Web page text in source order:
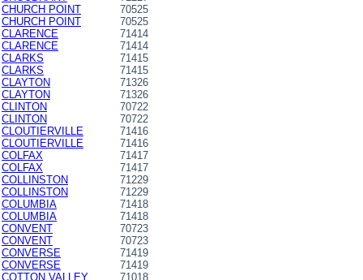
CHURCH POINT
70525
CHURCH POINT
70525
CLARENCE
71414
CLARENCE
71414
CLARKS
71415
CLARKS
71415
CLAYTON
71326
CLAYTON
71326
CLINTON
70722
CLINTON
70722
CLOUTIERVILLE
71416
CLOUTIERVILLE
71416
COLFAX
71417
COLFAX
71417
COLLINSTON
71229
COLLINSTON
71229
COLUMBIA
71418
COLUMBIA
71418
CONVENT
70723
CONVENT
70723
CONVERSE
71419
CONVERSE
71419
COTTON VALLEY
71018